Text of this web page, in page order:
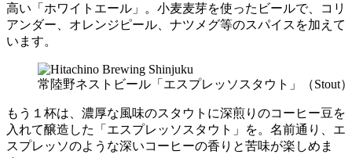
高い「ホワイトエール」。小麦麦芽を使ったビールで、コリ
アンダー、オレンジピール、ナツメグ等のスパイスを加えて
います。
常陸野ネストビール「エスプレッソスタウト」（Stout）
もう１杯は、濃厚な風味のスタウトに深煎りのコーヒー豆を
入れて醸造した「エスプレッソスタウト」を。名前通り、エ
スプレッソのような深いコーヒーの香りと苦味が楽しめま